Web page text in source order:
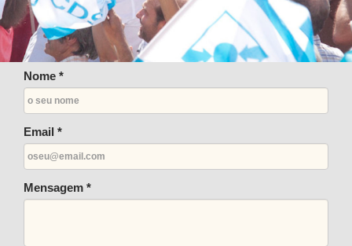
Nome *
Email *
Mensagem *